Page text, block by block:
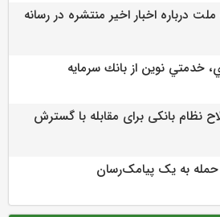
ملت درباره اخبار اخیر منتشره در رسانه
خدمتي نوين از بانك سرمايه
نظام بانکی برای مقابله با گسترش
به یک پیامک‌رسان